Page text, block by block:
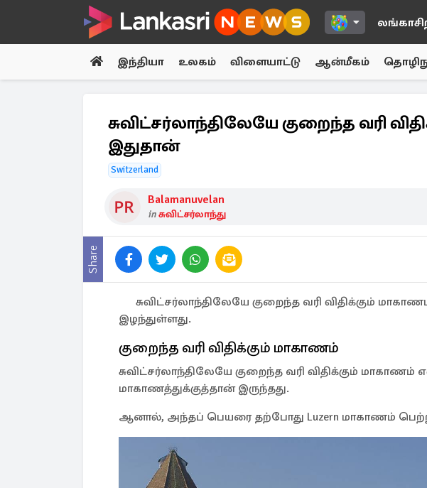
இந்தியா உலகம் விளையாட்டு ஆன்மீகம்
சுவிட்சர்லாந்திலேயே குறைந்த வரி
இதுதான்
Switzerland
Balamanuvelan
inசுவிட்சர்லாந்து
Share
சுவிட்சர்லாந்திலேயே குறைந்த வரி விதிக்கும்
இழந்துள்ளது.
குறைந்த வரி விதிக்கும் மாகாணம்
சுவிட்சர்லாந்திலேயே குறைந்த வரி விதிக்கும் மாகாணம்
மாகாணத்துக்குத்தான் இருந்தது.
ஆனால், அந்தப் பெயரை தற்போது Luzern மாகாணம்